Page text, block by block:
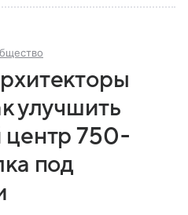
улучшить
центр 750-
под